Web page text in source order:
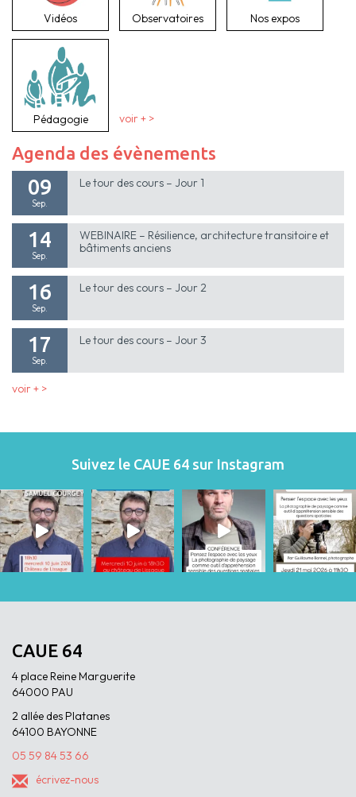
Vidéos Observatoires Nos expos
Pédagogie voir + >
Agenda des évènements
09
Sep.
Le tour des cours – Jour 1
14
Sep.
WEBINAIRE – Résilience, architecture transitoire et
bâtiments anciens
16
Sep.
Le tour des cours – Jour 2
17
Sep.
Le tour des cours – Jour 3
voir + >
Suivez le CAUE 64 sur Instagram
CAUE 64
4 place Reine Marguerite
64000 PAU
2 allée des Platanes
64100 BAYONNE
05 59 84 53 66
écrivez-nous